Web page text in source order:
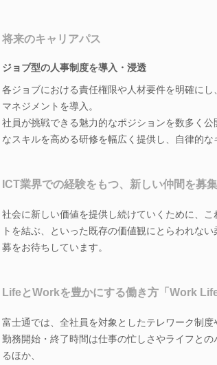
将来のキャリアパス
ジョブ型の人事制度を導入・浸透
各ジョブにおける責任権限や人材要件を明確に
マネジメントを導入。
社員が挑戦できる魅力的なポジションを数多く
なスキルを高める研修を幅広く提供し、自律的な
ICT業界での経験をもつ、新しい仲間を募
社会に新しい価値を提供し続けていくために、
トを結ぶ、といった既存の価値観にとらわれな
募をお待ちしています。
LifeとWorkを豊かにする働き方「Work
富士通では、全社員を対象としたテレワーク制度
勤務開始・終了時間は仕事の忙しさやライフと
るほか、